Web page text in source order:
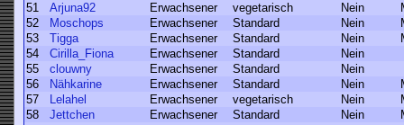
51
Arjuna92 Erwachsener vegetarisch Nein
52
Moschops Erwachsener Standard Nein
53
Tigga Erwachsener Standard Nein
54
Cirilla_Fiona Erwachsener Standard
Nein
55
clouwny Erwachsener Standard
Nein
56
Nähkarine Erwachsener Standard Nein
57
Lelahel Erwachsener vegetarisch Nein
58
Jettchen Erwachsener Standard Nein